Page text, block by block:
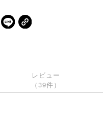
レビュー
（39件）